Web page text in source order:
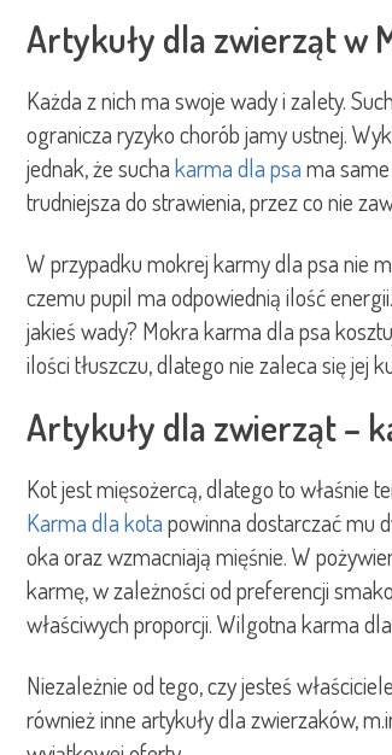
Artykuły dla zwierząt w
Każda z nich ma swoje wady i zalety.
ogranicza ryzyko chorób jamy ustnej.
jednak, że suchakarma dla psama
trudniejsza do strawienia, przez co nie
W przypadku mokrej karmy dla psa nie
czemu pupil ma odpowiednią ilość
jakieś wady? Mokra karma dla psa
ilości tłuszczu, dlatego nie zaleca się jej
Artykuły dla zwierząt –
Kot jest mięsożercą, dlatego to właśnie
Karma dla kotapowinna dostarczać mu
oka oraz wzmacniają mięśnie. W
karmę, w zależności od preferencji
właściwych proporcji. Wilgotna karma
Niezależnie od tego, czy jesteś
również inne artykuły dla zwierzaków,